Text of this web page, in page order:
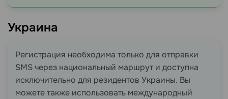
Украина
Регистрация необходима только для отправки
SMS через национальный маршрут и доступна
исключительно для резидентов Украины. Вы
можете также использовать международный